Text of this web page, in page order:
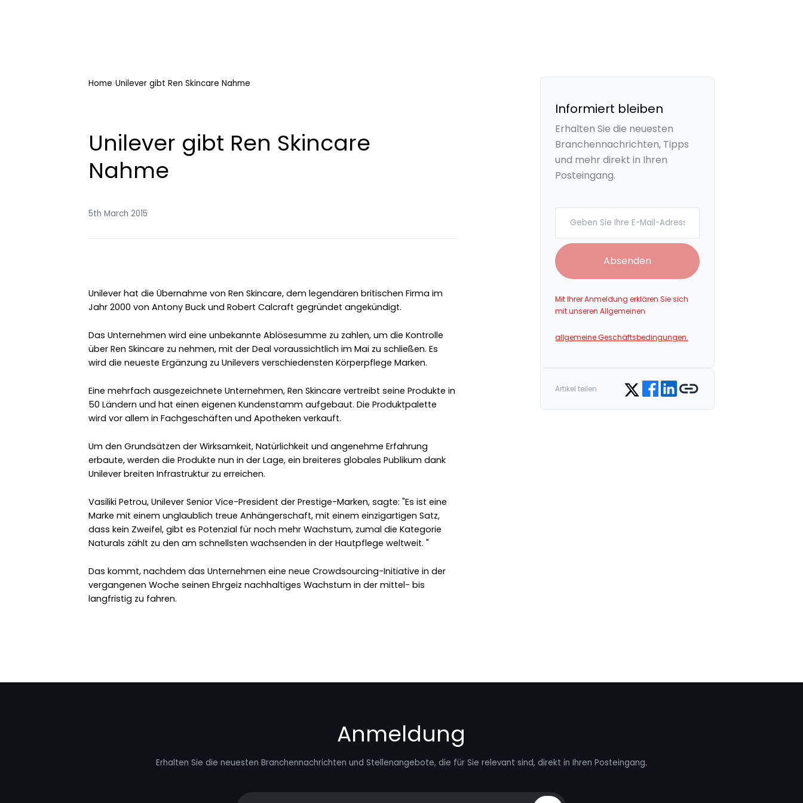
Home Unilever gibt Ren Skincare Nahme
Unilever gibt Ren Skincare
Nahme
5th March 2015
Unilever hat die Übernahme von Ren Skincare, dem legendären britischen Firma im
Jahr 2000 von Antony Buck und Robert Calcraft gegründet angekündigt.
Das Unternehmen wird eine unbekannte Ablösesumme zu zahlen, um die Kontrolle
über Ren Skincare zu nehmen, mit der Deal voraussichtlich im Mai zu schließen. Es
wird die neueste Ergänzung zu Unilevers verschiedensten Körperpflege Marken.
Eine mehrfach ausgezeichnete Unternehmen, Ren Skincare vertreibt seine Produkte in
50 Ländern und hat einen eigenen Kundenstamm aufgebaut. Die Produktpalette
wird vor allem in Fachgeschäften und Apotheken verkauft.
Um den Grundsätzen der Wirksamkeit, Natürlichkeit und angenehme Erfahrung
erbaute, werden die Produkte nun in der Lage, ein breiteres globales Publikum dank
Unilever breiten Infrastruktur zu erreichen.
Vasiliki Petrou, Unilever Senior Vice-President der Prestige-Marken, sagte: "Es ist eine
Marke mit einem unglaublich treue Anhängerschaft, mit einem einzigartigen Satz,
dass kein Zweifel, gibt es Potenzial für noch mehr Wachstum, zumal die Kategorie
Naturals zählt zu den am schnellsten wachsenden in der Hautpflege weltweit. "
Das kommt, nachdem das Unternehmen eine neue Crowdsourcing-Initiative in der
vergangenen Woche seinen Ehrgeiz nachhaltiges Wachstum in der mittel- bis
langfristig zu fahren.
Informiert bleiben
Erhalten Sie die neuesten
Branchennachrichten, Tipps
und mehr direkt in Ihren
Posteingang.
Absenden
Mit Ihrer Anmeldung erklären Sie sich
mit unseren Allgemeinen
allgemeine Geschäftsbedingungen.
Artikel teilen Share on Twitter
Share on Facebook
Share on LinkedIn
Copy link
Anmeldung
Erhalten Sie die neuesten Branchennachrichten und Stellenangebote, die für Sie relevant sind, direkt in Ihren Posteingang.